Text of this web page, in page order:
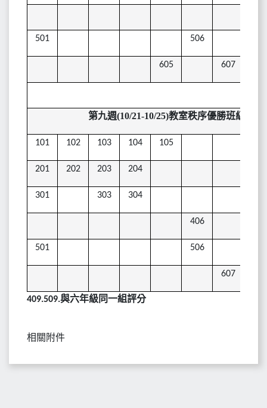
501 506
605 607
第九週(10/21-10/25)教室秩序優勝班級
101 102 103 104 105
201 202 203 204
301 303 304
406
501 506
607
409.509.與六年級同一組評分
相關附件